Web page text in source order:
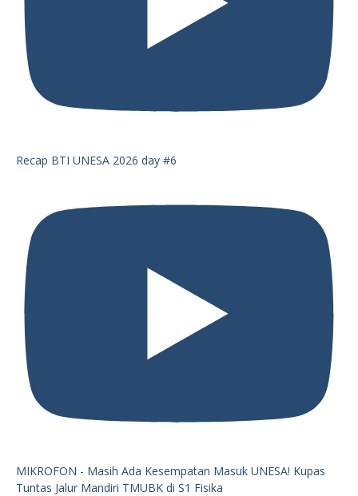
Recap BTI UNESA 2026 day #6
MIKROFON - Masih Ada Kesempatan Masuk UNESA! Kupas
Tuntas Jalur Mandiri TMUBK di S1 Fisika